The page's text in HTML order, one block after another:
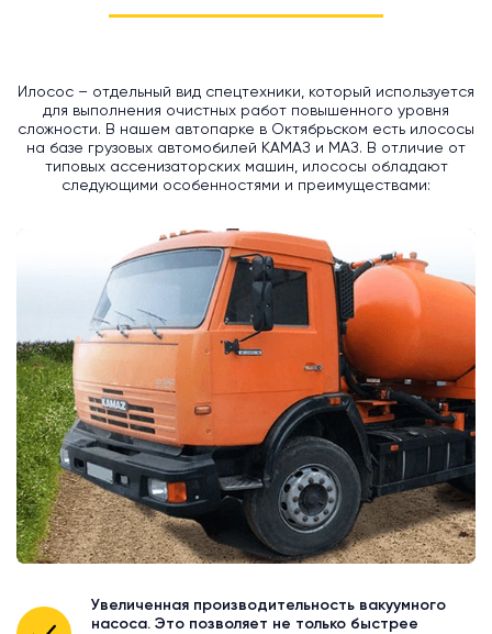
Илосос – отдельный вид спецтехники, который используется
для выполнения очистных работ повышенного уровня
сложности. В нашем автопарке в Октябрьском есть илососы
на базе грузовых автомобилей КАМАЗ и МАЗ. В отличие от
типовых ассенизаторских машин, илососы обладают
следующими особенностями и преимуществами:
Увеличенная производительность вакуумного
насоса. Это позволяет не только быстрее